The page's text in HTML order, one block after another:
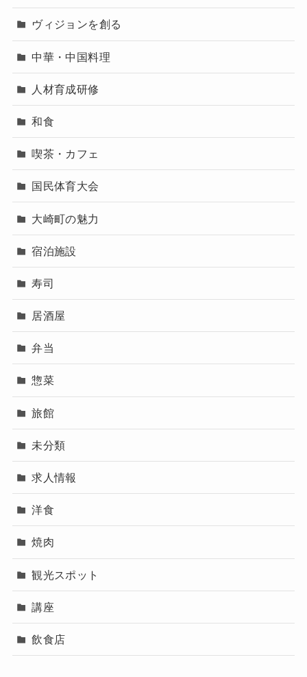
ヴィジョンを創る
中華・中国料理
人材育成研修
和食
喫茶・カフェ
国民体育大会
大崎町の魅力
宿泊施設
寿司
居酒屋
弁当
惣菜
旅館
未分類
求人情報
洋食
焼肉
観光スポット
講座
飲食店